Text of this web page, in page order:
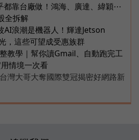
都靠台廠做！鴻海、廣達、緯穎⋯
全拆解
AI浪潮是機器人！輝達Jetson
，這些可望成受惠族群
教學｜幫你讀Gmail、自動跑完工
情境一次看
灣大哥大奪國際雙冠揭密好網路新